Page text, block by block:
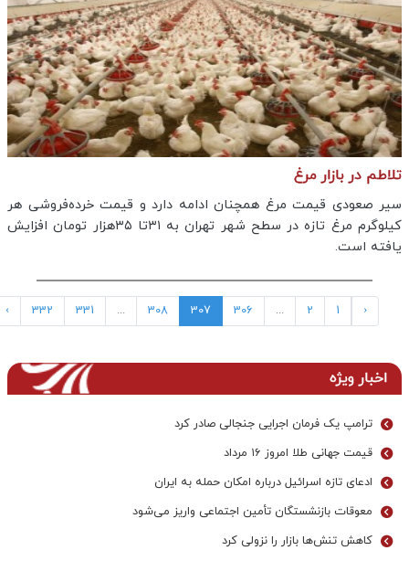
تلاطم در بازار مرغ
سیر صعودی قیمت مرغ همچنان ادامه دارد و قیمت خرده‌فروشی هر
کیلوگرم مرغ تازه در سطح شهر تهران به ۳۱تا ۳۵هزار تومان افزایش
یافته است.
‹
1
2
...
306
307
308
...
331
332
›
اخبار ویژه
ترامپ یک فرمان اجرایی جنجالی صادر کرد
قیمت جهانی طلا امروز ۱۶ مرداد
ادعای تازه اسرائیل درباره امکان حمله به ایران
معوقات بازنشستگان تأمین اجتماعی واریز می‌شود
کاهش تنش‌ها بازار را نزولی کرد